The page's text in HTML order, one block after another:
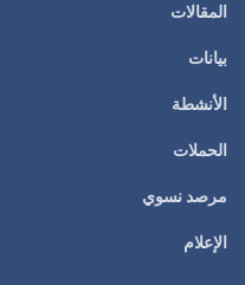
المقالات
بيانات
الأنشطة
الحملات
مرصد نسوي
الإعلام